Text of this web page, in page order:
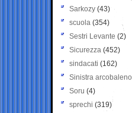
Sarkozy (43)
scuola (354)
Sestri Levante (2)
Sicurezza (452)
sindacati (162)
Sinistra arcobaleno
Soru (4)
sprechi (319)